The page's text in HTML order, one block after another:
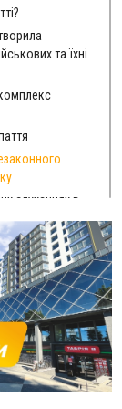
та їхні
слуханнях в
в
обстеження
до
за всю історію